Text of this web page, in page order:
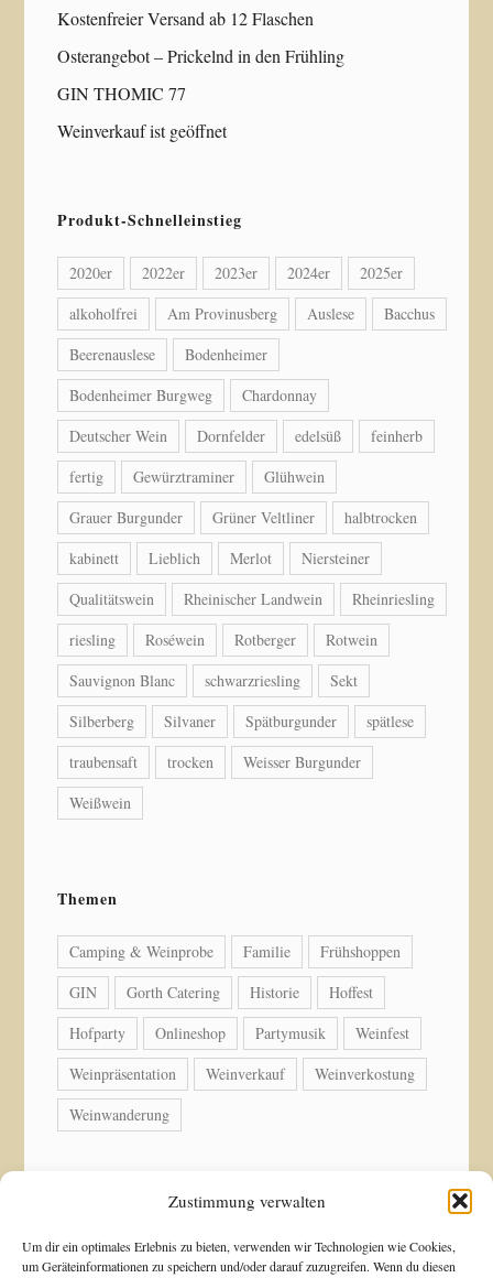
Zustimmung verwalten
Um dir ein optimales Erlebnis zu bieten, verwenden wir Technologien wie Cookies,
um Geräteinformationen zu speichern und/oder darauf zuzugreifen. Wenn du diesen
Kostenfreier Versand ab 12 Flaschen
Osterangebot – Prickelnd in den Frühling
GIN THOMIC 77
Weinverkauf ist geöffnet
Produkt-Schnelleinstieg
2020er 2022er 2023er 2024er
2025er
alkoholfrei
Am Provinusberg Auslese
Bacchus
Beerenauslese
Bodenheimer
Bodenheimer Burgweg
Chardonnay
Deutscher Wein
Dornfelder edelsüß
feinherb
fertig
Gewürztraminer
Glühwein
Grauer Burgunder
Grüner Veltliner
halbtrocken
kabinett
Lieblich Merlot
Niersteiner
Qualitätswein
Rheinischer Landwein
Rheinriesling
riesling
Roséwein Rotberger
Rotwein
Sauvignon Blanc
schwarzriesling
Sekt
Silberberg
Silvaner Spätburgunder
spätlese
traubensaft
trocken
Weisser Burgunder
Weißwein
Themen
Camping & Weinprobe Familie
Frühshoppen
GIN
Gorth Catering Historie
Hoffest
Hofparty
Onlineshop Partymusik
Weinfest
Weinpräsentation
Weinverkauf
Weinverkostung
Weinwanderung
© Copyright 2026 Weingut Acker-Holdenried. Alle
Rechte vorbehalten.